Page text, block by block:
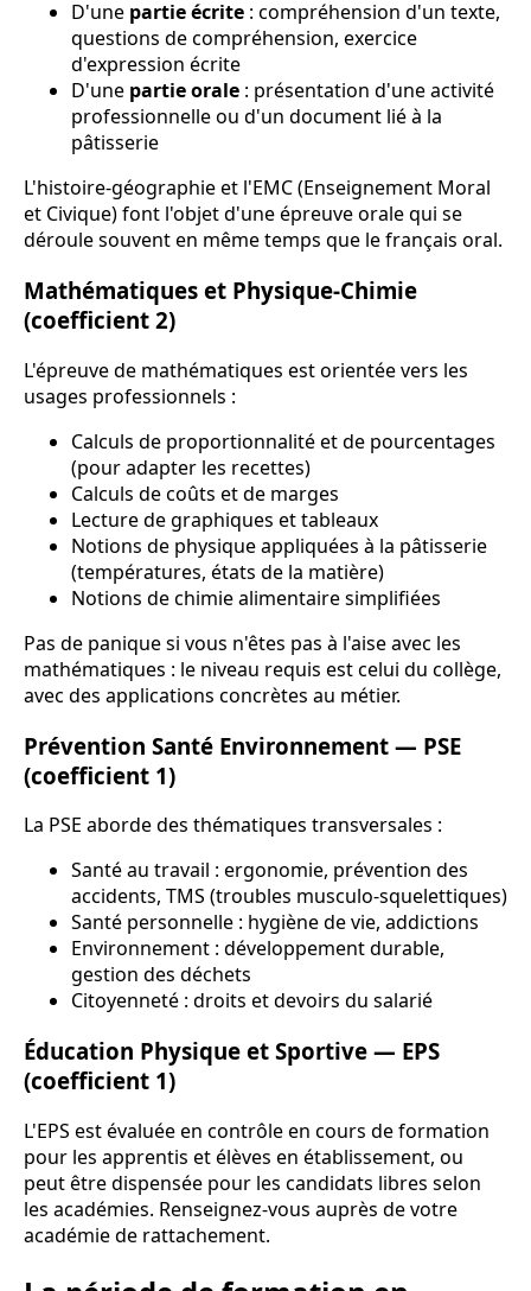
D'une partie écrite : compréhension d'un texte,
questions de compréhension, exercice
d'expression écrite
D'une partie orale : présentation d'une activité
professionnelle ou d'un document lié à la
pâtisserie
L'histoire-géographie et l'EMC (Enseignement Moral
et Civique) font l'objet d'une épreuve orale qui se
déroule souvent en même temps que le français oral.
Mathématiques et Physique-Chimie
(coefficient 2)
L'épreuve de mathématiques est orientée vers les
usages professionnels :
Calculs de proportionnalité et de pourcentages
(pour adapter les recettes)
Calculs de coûts et de marges
Lecture de graphiques et tableaux
Notions de physique appliquées à la pâtisserie
(températures, états de la matière)
Notions de chimie alimentaire simplifiées
Pas de panique si vous n'êtes pas à l'aise avec les
mathématiques : le niveau requis est celui du collège,
avec des applications concrètes au métier.
Prévention Santé Environnement — PSE
(coefficient 1)
La PSE aborde des thématiques transversales :
Santé au travail : ergonomie, prévention des
accidents, TMS (troubles musculo-squelettiques)
Santé personnelle : hygiène de vie, addictions
Environnement : développement durable,
gestion des déchets
Citoyenneté : droits et devoirs du salarié
Éducation Physique et Sportive — EPS
(coefficient 1)
L'EPS est évaluée en contrôle en cours de formation
pour les apprentis et élèves en établissement, ou
peut être dispensée pour les candidats libres selon
les académies. Renseignez-vous auprès de votre
académie de rattachement.